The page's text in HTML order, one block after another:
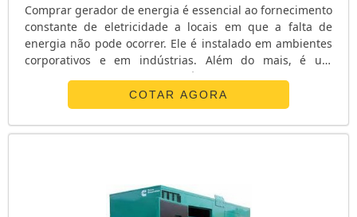
Comprar gerador de energia é essencial ao fornecimento
constante de eletricidade a locais em que a falta de
energia não pode ocorrer. Ele é instalado em ambientes
corporativos e em indústrias. Além do mais, é um
equipamento resistente e versátil, especialmente por ser
constituídos por materiais de boa qualidade.COMO
COMPRAR GERADORES DE ENERGIANa busca por bons
geradores, é essencial o contato com uma empresa
COTAR AGORA